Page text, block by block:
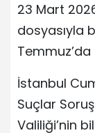
23 Mart
dosyasıyla
İstanbul
Suçlar
Valiliği’nin